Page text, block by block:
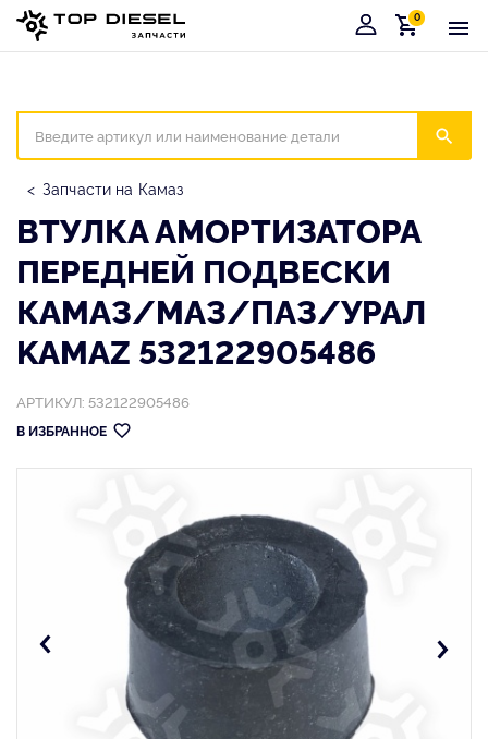
Корзина
0
Запчасти на Камаз
ВТУЛКА АМОРТИЗАТОРА
ПЕРЕДНЕЙ ПОДВЕСКИ
КАМАЗ/МАЗ/ПАЗ/УРАЛ
KAMAZ 532122905486
АРТИКУЛ: 532122905486
В ИЗБРАННОЕ